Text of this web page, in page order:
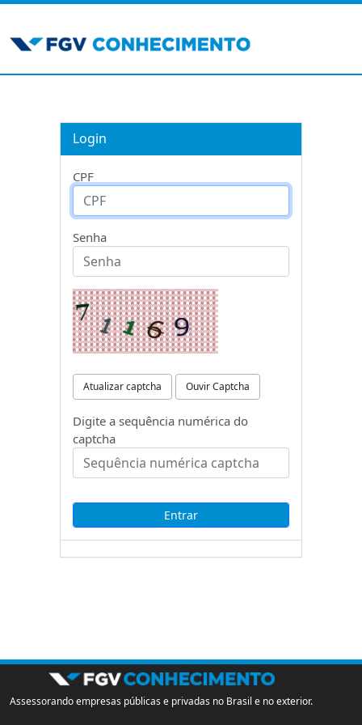
Login
CPF
Senha
Atualizar captcha Ouvir Captcha
Digite a sequência numérica do
captcha
Assessorando empresas públicas e privadas no Brasil e no exterior.